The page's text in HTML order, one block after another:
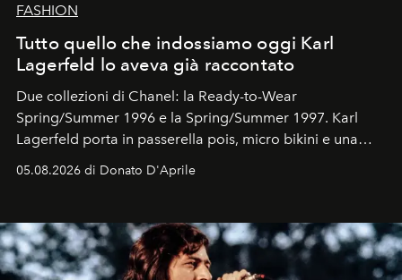
FASHION
Tutto quello che indossiamo oggi Karl
Lagerfeld lo aveva già raccontato
Due collezioni di Chanel: la Ready-to-Wear
Spring/Summer 1996 e la Spring/Summer 1997. Karl
Lagerfeld porta in passerella pois, micro bikini e una
logomania pensata per la spiaggia
Kate, Claudia e Carla una dietro l'altra. Trent'anni dopo,
uno dei documenti più contemporanei che abbiamo.
05.08.2026 di Donato D'Aprile